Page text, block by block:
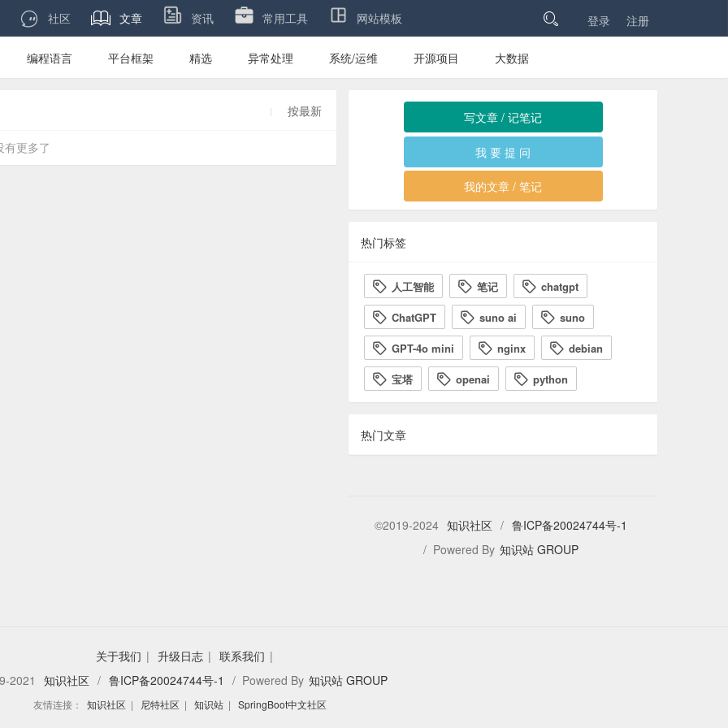
社区  文章 资讯 常用工具 网站模板  登录 注册
编程语言 平台框架 精选 异常处理 系统/运维 开源项目 大数据
按最新
有更多了
写文章 / 记笔记
我 要 提 问
我的文章 / 笔记
热门标签
 人工智能  笔记  chatgpt
 ChatGPT  suno ai  suno
 GPT-4o mini  nginx  debian
 宝塔  openai  python
热门文章
©2019-2024 知识社区 / 鲁ICP备20024744号-1
/ Powered By 知识站 GROUP
关于我们 | 升级日志 | 联系我们 |
2021
知识社区 / 鲁ICP备20024744号-1 / Powered By 知识站 GROUP
友情连接： 知识社区 | 尼特社区 | 知识站 | SpringBoot中文社区